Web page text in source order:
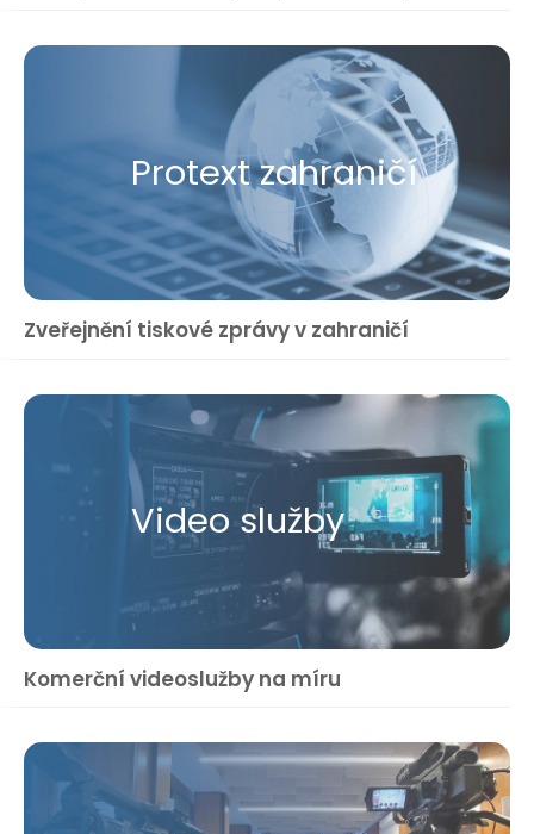
Protext zahraničí
Zveřejnění tiskové zprávy v zahraničí
Video služby
Komerční videoslužby na míru